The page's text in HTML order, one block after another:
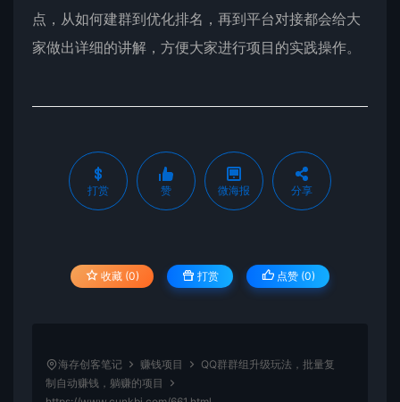
点，从如何建群到优化排名，再到平台对接都会给大
家做出详细的讲解，方便大家进行项目的实践操作。
打赏 赞 微海报 分享
收藏 (0) 打赏 点赞 (0)
海存创客笔记 赚钱项目
QQ群群组升级玩法，批量复
制自动赚钱，躺赚的项目